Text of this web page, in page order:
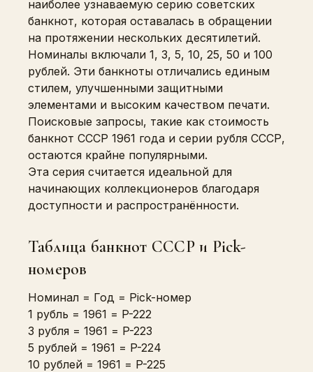
наиболее узнаваемую серию советских
банкнот, которая оставалась в обращении
на протяжении нескольких десятилетий.
Номиналы включали 1, 3, 5, 10, 25, 50 и 100
рублей. Эти банкноты отличались единым
стилем, улучшенными защитными
элементами и высоким качеством печати.
Поисковые запросы, такие как стоимость
банкнот СССР 1961 года и серии рубля СССР,
остаются крайне популярными.
Эта серия считается идеальной для
начинающих коллекционеров благодаря
доступности и распространённости.
Таблица банкнот СССР и Pick-
номеров
Номинал = Год = Pick-номер
1 рубль = 1961 = P-222
3 рубля = 1961 = P-223
5 рублей = 1961 = P-224
10 рублей = 1961 = P-225